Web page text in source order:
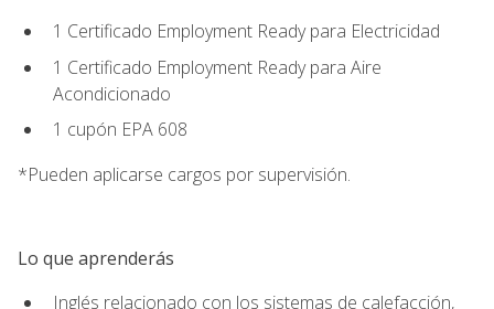
1 Certificado Employment Ready para Electricidad
1 Certificado Employment Ready para Aire
Acondicionado
1 cupón EPA 608
*Pueden aplicarse cargos por supervisión.
Lo que aprenderás
Inglés relacionado con los sistemas de calefacción,